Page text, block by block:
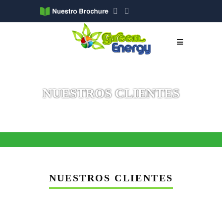
NUESTROSCLIENTES
NUESTROS CLIENTES